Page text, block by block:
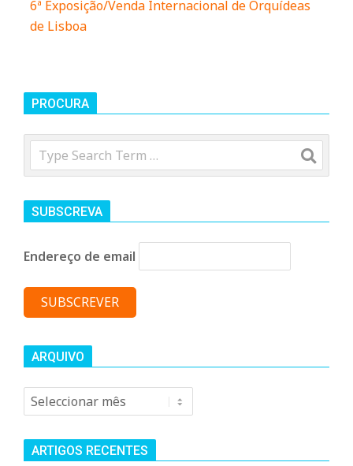
n
e
6ª Exposição/Venda Internacional de Orquídeas
de Lisboa
PROCURA
Search
SUBSCREVA
Endereço de email
ARQUIVO
Arquivo
ARTIGOS RECENTES